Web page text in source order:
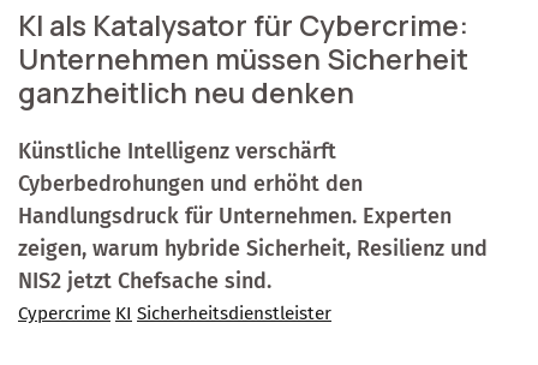
KI als Katalysator für Cybercrime:
Unternehmen müssen Sicherheit
ganzheitlich neu denken
Künstliche Intelligenz verschärft
Cyberbedrohungen und erhöht den
Handlungsdruck für Unternehmen. Experten
zeigen, warum hybride Sicherheit, Resilienz und
NIS2 jetzt Chefsache sind.
Cypercrime KI Sicherheitsdienstleister